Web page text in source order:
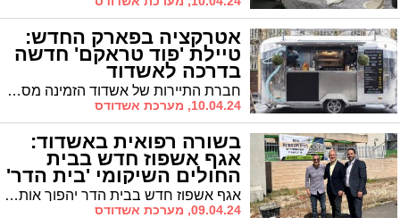
אטרקציה בפארק החדש:
טיילת 'פוד טראקם' חדשה
בדרכה לאשדוד
חברת התיירות של אשדוד הזמינה מספר משאיות אוכל (פוד טראק) מחברת פוד טראק קומפאני (ייסדת הענף בישראל) כדי להעשיר את פארק המרינה הענק עם האגם הגדול שיפתח בקרוב לציבור הרחב. לידי אשדוד נט הגיע ילום הוידאו המתעד כיצד יוצרים הפוד טראקים בדרכם לעיר די ליצור חוויה קולינרית יחודית מסוגה בישראל
10.04.24, מערכת אשדודס
בשורה רפואית באשדוד:
אגף אשפוז חדש בבית
החולים השיקומי 'בית הדר'
אגף אשפוז חדש בבית הדר יהפוך אותו לאחד הגדולים מסוגו בישראל עם 400 מיטות מתוכן 100 מיטות חדשות. לסרי: "מדובר בהמשך הגשמת היעד והפיכת אשדוד לנותנת שירותי הבריאות הגדולה במרחב"
09.04.24, מערכת אשדודס